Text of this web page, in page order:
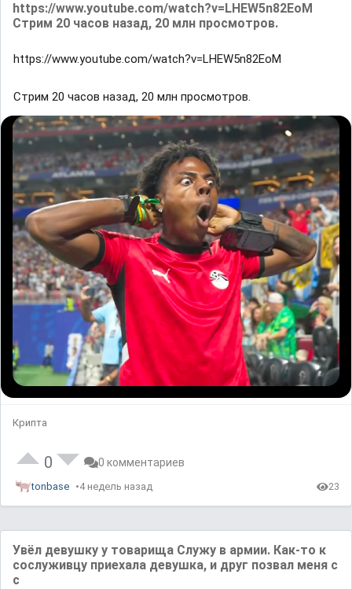
https://www.youtube.com/watch?v=LHEW5n82EoM
Стрим 20 часов назад, 20 млн просмотров.
https://www.youtube.com/watch?v=LHEW5n82EoM
Стрим 20 часов назад, 20 млн просмотров.
Крипта
0 0 комментариев
tonbase 4 недель назад 23
Увёл девушку у товарища Служу в армии. Как-то к
сослуживцу приехала девушка, и друг позвал меня с
с